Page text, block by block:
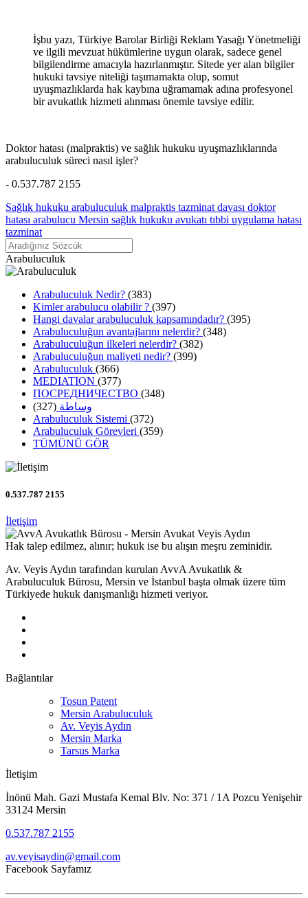
İşbu yazı, Türkiye Barolar Birliği Reklam Yasağı Yönetmeliği
ve ilgili mevzuat hükümlerine uygun olarak, sadece genel
bilgilendirme amacıyla hazırlanmıştır. Sitede yer alan bilgiler
hukuki tavsiye niteliği taşımamakta olup, somut
uyuşmazlıklarda hak kaybına uğramamak adına profesyonel
bir avukatlık hizmeti alınması önemle tavsiye edilir.
Doktor hatası (malpraktis) ve sağlık hukuku uyuşmazlıklarında
arabuluculuk süreci nasıl işler?
- 0.537.787 2155
Sağlık hukuku arabuluculuk malpraktis tazminat davası doktor
hatası arabulucu Mersin sağlık hukuku avukatı tıbbi uygulama hatası
tazminat
Arabuluculuk
Arabuluculuk Nedir? (383)
Kimler arabulucu olabilir ? (397)
Hangi davalar arabuluculuk kapsamındadır? (395)
Arabuluculuğun avantajlarını nelerdir? (348)
Arabuluculuğun ilkeleri nelerdir? (382)
Arabuluculuğun maliyeti nedir? (399)
Arabuluculuk (366)
MEDIATION (377)
ПОСРЕДНИЧЕСТВО (348)
وساطة (327)
Arabuluculuk Sistemi (372)
Arabuluculuk Görevleri (359)
TÜMÜNÜ GÖR
0.537.787 2155
İletişim
Hak talep edilmez, alınır; hukuk ise bu alışın meşru zeminidir.
Av. Veyis Aydın tarafından kurulan AvvA Avukatlık &
Arabuluculuk Bürosu, Mersin ve İstanbul başta olmak üzere tüm
Türkiyede hukuk danışmanlığı hizmeti veriyor.
Bağlantılar
Tosun Patent
Mersin Arabuluculuk
Av. Veyis Aydın
Mersin Marka
Tarsus Marka
İletişim
İnönü Mah. Gazi Mustafa Kemal Blv. No: 371 / 1A Pozcu Yenişehir
33124 Mersin
0.537.787 2155
av.veyisaydin@gmail.com
Facebook Sayfamız